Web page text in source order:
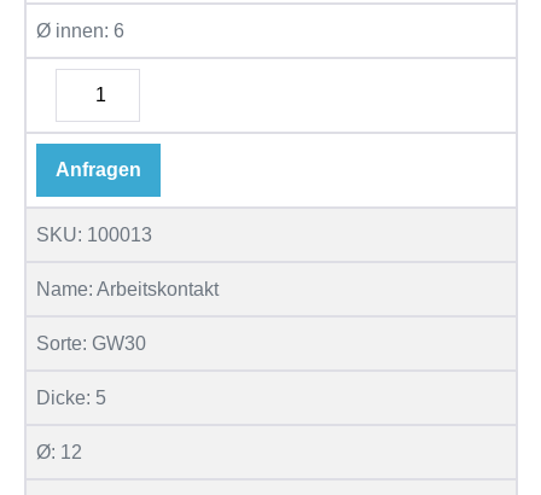
Ø innen: 6
Anfragen
SKU: 100013
Name: Arbeitskontakt
Sorte: GW30
Dicke: 5
Ø: 12